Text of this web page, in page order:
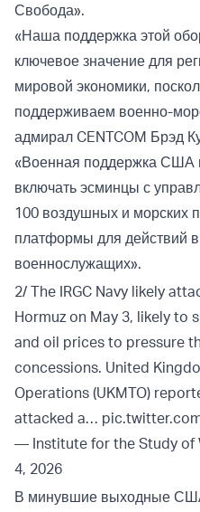
Свобода».
«Наша поддержка этой
ключевое значение для
мировой экономики,
поддерживаем военно-
адмирал CENTCOM Брэд
«Военная поддержка США
включать эсминцы с
100 воздушных и морских
платформы для действий
военнослужащих».
2/ The IRGC Navy likely
Hormuz on May 3, likely to
and oil prices to pressure
concessions. United
Operations (UKMTO)
attacked a…
— Institute for the Study of
4, 2026
В минувшие выходные